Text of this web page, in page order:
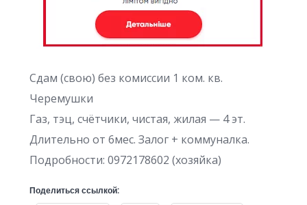
Сдам (свою) без комиссии 1 ком. кв.
Черемушки
Газ, тэц, счётчики, чистая, жилая — 4 эт.
Длительно от 6мес. Залог + коммуналка.
Подробности: 0972178602 (хозяйка)
Поделиться ссылкой: